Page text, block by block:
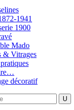
1941
1900
Mado
& Vitrages
décoratif